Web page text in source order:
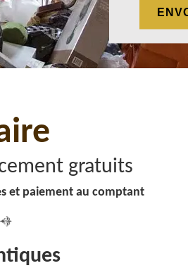
gratuits
et paiement au comptant